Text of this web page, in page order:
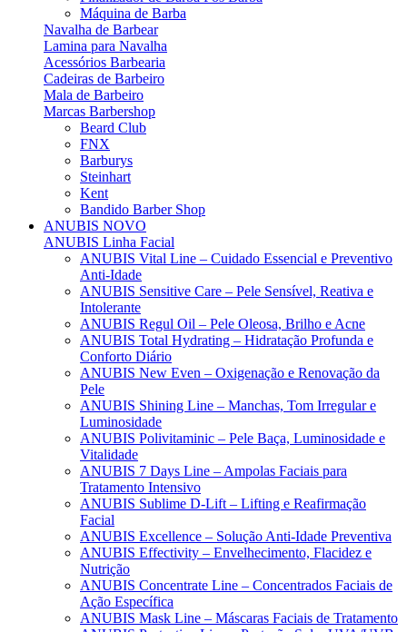
Máquina de Barba
Navalha de Barbear
Lamina para Navalha
Acessórios Barbearia
Cadeiras de Barbeiro
Mala de Barbeiro
Marcas Barbershop
Beard Club
FNX
Barburys
Steinhart
Kent
Bandido Barber Shop
ANUBIS NOVO
ANUBIS Linha Facial
ANUBIS Vital Line – Cuidado Essencial e Preventivo
Anti-Idade
ANUBIS Sensitive Care – Pele Sensível, Reativa e
Intolerante
ANUBIS Regul Oil – Pele Oleosa, Brilho e Acne
ANUBIS Total Hydrating – Hidratação Profunda e
Conforto Diário
ANUBIS New Even – Oxigenação e Renovação da
Pele
ANUBIS Shining Line – Manchas, Tom Irregular e
Luminosidade
ANUBIS Polivitaminic – Pele Baça, Luminosidade e
Vitalidade
ANUBIS 7 Days Line – Ampolas Faciais para
Tratamento Intensivo
ANUBIS Sublime D-Lift – Lifting e Reafirmação
Facial
ANUBIS Excellence – Solução Anti-Idade Preventiva
ANUBIS Effectivity – Envelhecimento, Flacidez e
Nutrição
ANUBIS Concentrate Line – Concentrados Faciais de
Ação Específica
ANUBIS Mask Line – Máscaras Faciais de Tratamento